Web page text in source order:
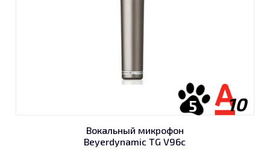
10
5
Вокальный микрофон
Beyerdynamic TG V96c